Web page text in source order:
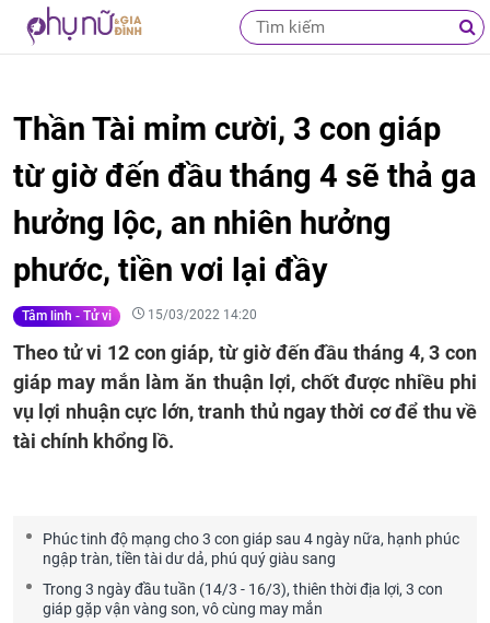
Thần Tài mỉm cười, 3 con giáp
từ giờ đến đầu tháng 4 sẽ thả ga
hưởng lộc, an nhiên hưởng
phước, tiền vơi lại đầy
Tâm linh - Tử vi 15/03/2022 14:20
Theo tử vi 12 con giáp, từ giờ đến đầu tháng 4, 3 con
giáp may mắn làm ăn thuận lợi, chốt được nhiều phi
vụ lợi nhuận cực lớn, tranh thủ ngay thời cơ để thu về
tài chính khổng lồ.
Phúc tinh độ mạng cho 3 con giáp sau 4 ngày nữa, hạnh phúc
ngập tràn, tiền tài dư dả, phú quý giàu sang
Trong 3 ngày đầu tuần (14/3 - 16/3), thiên thời địa lợi, 3 con
giáp gặp vận vàng son, vô cùng may mắn